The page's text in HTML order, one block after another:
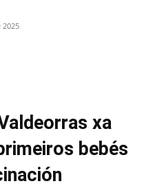
2025
xa
bebés